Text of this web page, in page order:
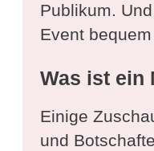
Publikum.
Event
Was ist ein
Einige
und